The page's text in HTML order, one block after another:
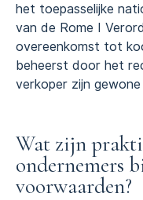
het toepasselijke
van de Rome I
overeenkomst tot
beheerst door het
verkoper zijn
Wat zijn
ondernemers
voorwaarden?